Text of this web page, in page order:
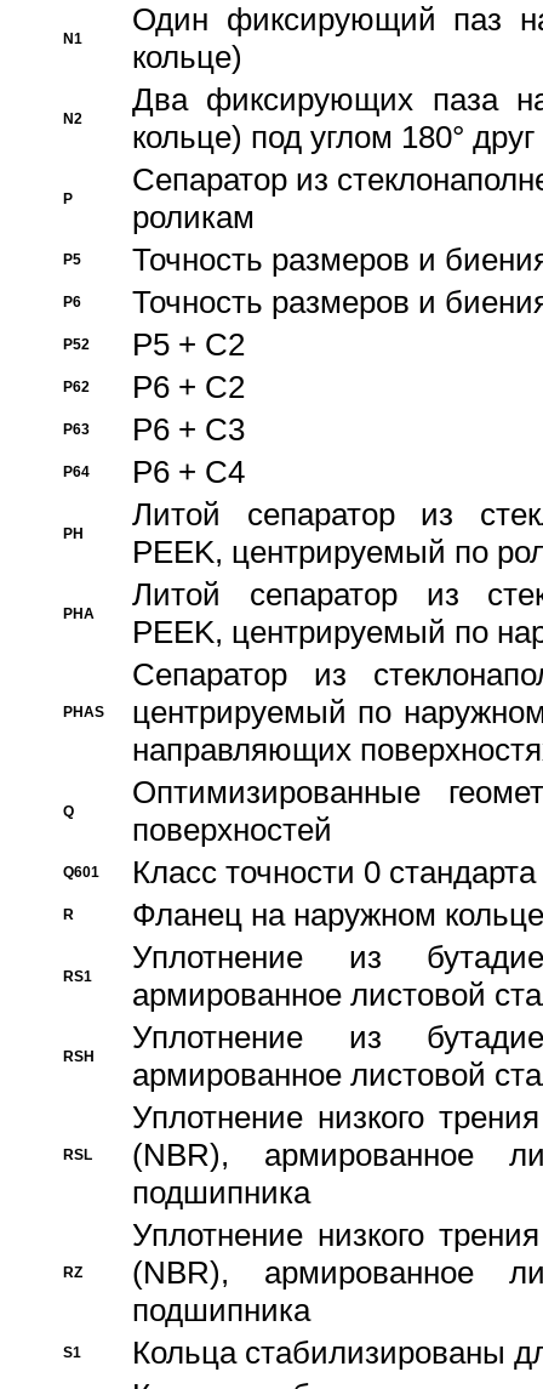
N1
Один фиксирующий паз
кольце)
N2
Два фиксирующих паза
кольце) под углом 180° друг
P
Cепаратор из
роликам
P5 Точность размеров и
P6 Точность размеров и
P52 P5 + C2
P62 P6 + C2
P63 P6 + C3
P64 P6 + C4
PH
Литой сепаратор из
PEEK, центрируемый по
PHA
Литой сепаратор из
PEEK, центрируемый по
PHAS
Сепаратор из
центрируемый по
направляющих
Q
Оптимизированные
поверхностей
Q601 Класс точности 0
R Фланец на наружном кольце
RS1
Уплотнение из
армированное листовой
RSH
Уплотнение из
армированное листовой
RSL
Уплотнение низкого
(NBR), армированное
подшипника
RZ
Уплотнение низкого
(NBR), армированное
подшипника
S1 Кольца стабилизированы